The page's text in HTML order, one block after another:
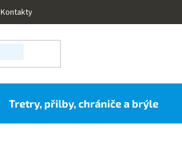
Kontakty
Tretry, přilby, chrániče a brýle